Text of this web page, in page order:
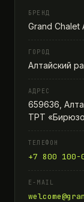
БРЕНД
Grand Chalet
ГОРОД
Алтайский
АДРЕС
659636,
ТРТ
ТЕЛЕФОН
+7 800 100-
E-MAIL